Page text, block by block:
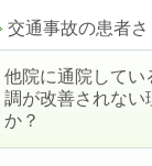
交通事故の患者さ
他院に通院してい
調が改善されない
か？